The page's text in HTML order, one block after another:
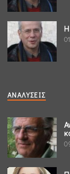
Η
ΑΝΑΛΎΣΕΙΣ